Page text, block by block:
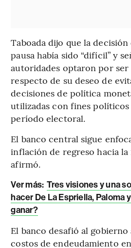
Taboada dijo que la
pausa había sido “difícil” y
autoridades optaron por
respecto de su deseo de
decisiones de política
utilizadas con fines
período electoral.
El banco central sigue
inflación de regreso hacia la
afirmó.
Ver más: Tres visiones y una
hacer De La Espriella, Paloma
ganar?
El banco desafió al gobierno
costos de endeudamiento